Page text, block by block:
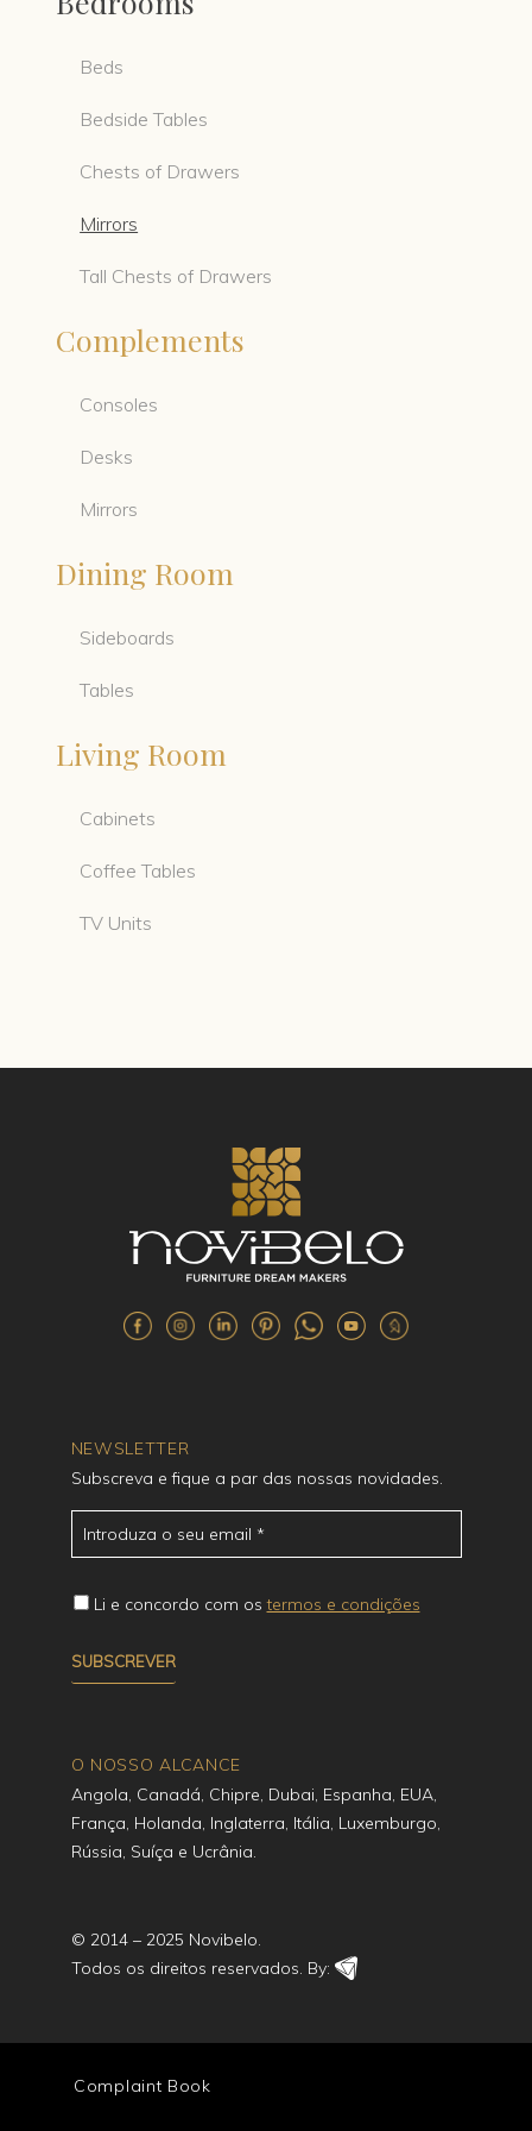
Beds
Bedside Tables
Chests of Drawers
Mirrors
Tall Chests of Drawers
Complements
Consoles
Desks
Mirrors
Dining Room
Sideboards
Tables
Living Room
Cabinets
Coffee Tables
TV Units
NEWSLETTER
Subscreva e fique a par das nossas novidades.
Li e concordo com ostermos e condições
O NOSSO ALCANCE
Angola, Canadá, Chipre, Dubai, Espanha, EUA,
França, Holanda, Inglaterra, Itália, Luxemburgo,
Rússia, Suíça e Ucrânia.
© 2014 – 2025 Novibelo.
Todos os direitos reservados. By:
Complaint Book